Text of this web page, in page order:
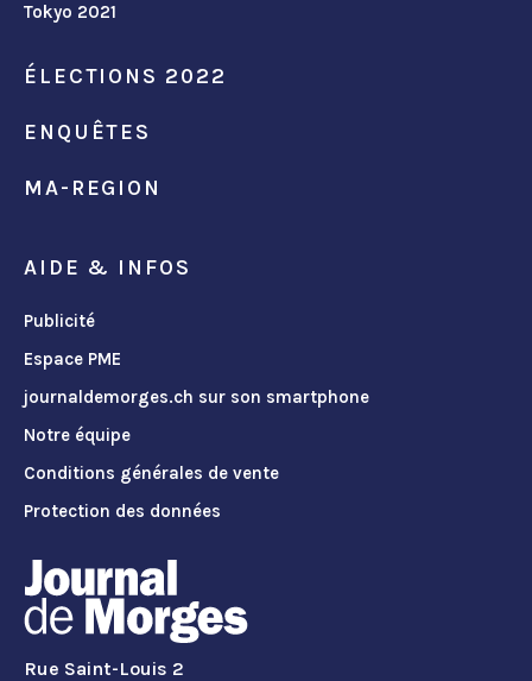
Tokyo 2021
ÉLECTIONS 2022
ENQUÊTES
MA-REGION
AIDE & INFOS
Publicité
Espace PME
journaldemorges.ch sur son smartphone
Notre équipe
Conditions générales de vente
Protection des données
Rue Saint-Louis 2